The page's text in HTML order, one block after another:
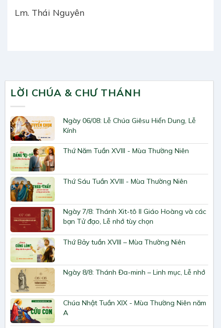
Lm. Thái Nguyên
LỜI CHÚA & CHƯ THÁNH
Ngày 06/08: Lễ Chúa Giêsu Hiển Dung, Lễ
Kính
Thứ Năm Tuần XVIII - Mùa Thường Niên
Thứ Sáu Tuần XVIII - Mùa Thường Niên
Ngày 7/8: Thánh Xit-tô II Giáo Hoàng và các
bạn Tử đạo, Lễ nhớ tùy chọn
Thứ Bảy tuần XVIII – Mùa Thường Niên
Ngày 8/8: Thánh Đa-minh – Linh mục, Lễ nhớ
Chúa Nhật Tuần XIX - Mùa Thường Niên năm
A